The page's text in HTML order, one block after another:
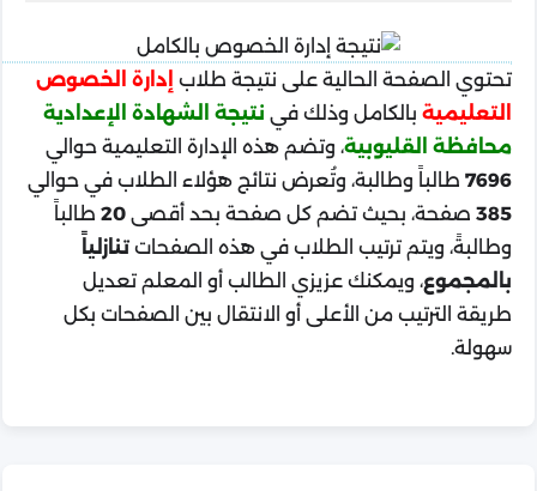
تحتوي الصفحة الحالية على نتيجة طلاب إدارة الخصوص
التعليمية بالكامل وذلك في نتيجة الشهادة الإعدادية
محافظة القليوبية، وتضم هذه الإدارة التعليمية حوالي
7696 طالباً وطالبة، وتُعرض نتائج هؤلاء الطلاب في حوالي
385 صفحة، بحيث تضم كل صفحة بحد أقصى20 طالباً
وطالبةً، ويتم ترتيب الطلاب في هذه الصفحاتتنازلياً
بالمجموع، ويمكنك عزيزي الطالب أو المعلم تعديل
طريقة الترتيب من الأعلى أو الانتقال بين الصفحات بكل
سهولة.